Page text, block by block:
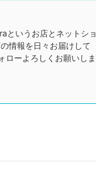
というお店とネットショ
情報を日々お届けして
ローよろしくお願いしま